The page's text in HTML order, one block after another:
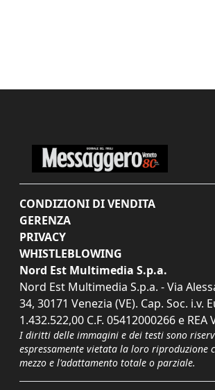
CONDIZIONI DI VENDITA
GERENZA
PRIVACY
WHISTLEBLOWING
Nord Est Multimedia S.p.a.
Nord Est Multimedia S.p.a. - Via
34, 30171 Venezia (VE). Cap. Soc. i.v.
1.432.522,00 C.F. 05412000266 e REA
I diritti delle immagini e dei testi sono
espressamente vietata la loro riproduzione
mezzo e l'adattamento totale o parziale.